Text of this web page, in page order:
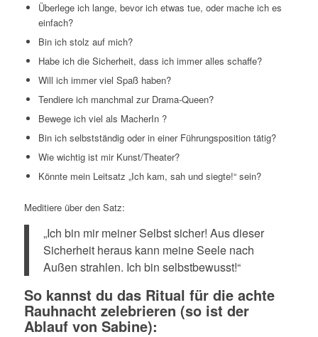
Überlege ich lange, bevor ich etwas tue, oder mache ich es
einfach?
Bin ich stolz auf mich?
Habe ich die Sicherheit, dass ich immer alles schaffe?
Will ich immer viel Spaß haben?
Tendiere ich manchmal zur Drama-Queen?
Bewege ich viel als MacherIn ?
Bin ich selbstständig oder in einer Führungsposition tätig?
Wie wichtig ist mir Kunst/Theater?
Könnte mein Leitsatz „Ich kam, sah und siegte!“ sein?
Meditiere über den Satz:
„Ich bin mir meiner Selbst sicher! Aus dieser
Sicherheit heraus kann meine Seele nach
Außen strahlen. Ich bin selbstbewusst!“
So kannst du das Ritual für die achte
Rauhnacht zelebrieren (so ist der
Ablauf von Sabine):